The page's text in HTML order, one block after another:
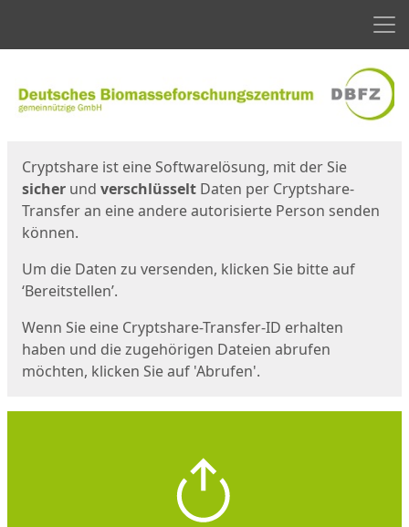
Cryptshare ist eine Softwarelösung, mit der Sie
sicher und verschlüsselt Daten per Cryptshare-
Transfer an eine andere autorisierte Person senden
können.
Um die Daten zu versenden, klicken Sie bitte auf
‘Bereitstellen’.
Wenn Sie eine Cryptshare-Transfer-ID erhalten
haben und die zugehörigen Dateien abrufen
möchten, klicken Sie auf 'Abrufen'.